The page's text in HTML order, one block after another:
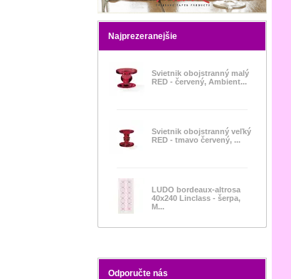
Najprezeranejšie
Svietnik obojstranný malý
RED - červený, Ambient...
Svietnik obojstranný veľký
RED - tmavo červený, ...
LUDO bordeaux-altrosa
40x240 Linclass - šerpa,
M...
Odporučte nás